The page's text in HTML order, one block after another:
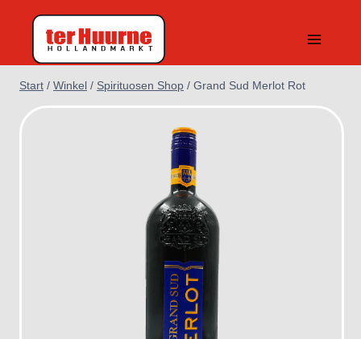
springen
Start / Winkel / Spirituosen Shop / Grand Sud Merlot Rot